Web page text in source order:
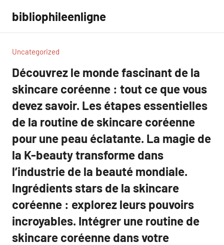
contenu
bibliophileenligne
Uncategorized
Découvrez le monde fascinant de la
skincare coréenne : tout ce que vous
devez savoir. Les étapes essentielles
de la routine de skincare coréenne
pour une peau éclatante. La magie de
la K-beauty transforme dans
l’industrie de la beauté mondiale.
Ingrédients stars de la skincare
coréenne : explorez leurs pouvoirs
incroyables. Intégrer une routine de
skincare coréenne dans votre